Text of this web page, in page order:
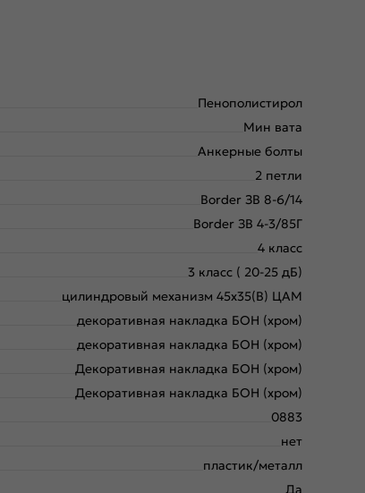
Пенополистирол
Мин вата
Анкерные болты
2 петли
Border ЗВ 8-6/14
Border ЗВ 4-3/85Г
4 класс
3 класс ( 20-25 дБ)
цилиндровый механизм 45х35(В) ЦАМ
декоративная накладка БОН (хром)
декоративная накладка БОН (хром)
Декоративная накладка БОН (хром)
Декоративная накладка БОН (хром)
0883
нет
пластик/металл
Да